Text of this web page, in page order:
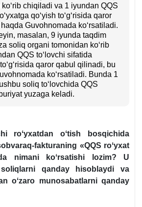
chiqiladi va 1 iyundan QQS
qoʻyish toʻgʻrisida qaror
Guvohnomada koʻrsatiladi.
masalan, 9 iyunda taqdim
soliq organi tomonidan koʻrib
QQS toʻlovchi sifatida
qaror qabul qilinadi, bu
koʻrsatiladi. Bunda 1
soliq toʻlovchida QQS
yuzaga keladi.
roʻyхatdan oʻtish bosqichida
fakturaning «QQS roʻyхat
nimani koʻrsatishi lozim? U
qanday hisoblaydi va
oʻzaro munosabatlarni qanday